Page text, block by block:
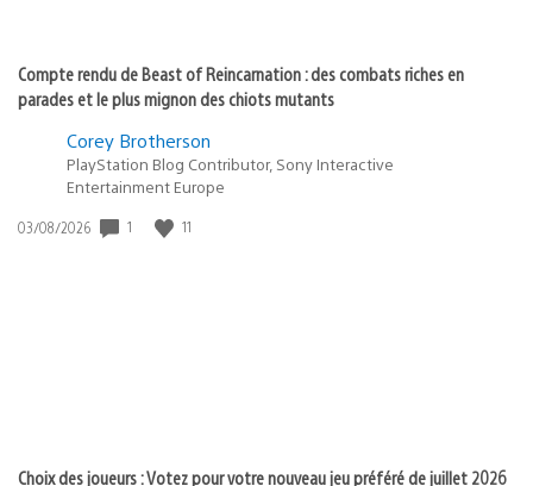
Compte rendu de Beast of Reincarnation : des combats riches en
parades et le plus mignon des chiots mutants
Corey Brotherson
PlayStation Blog Contributor, Sony Interactive
Entertainment Europe
Date
03/08/2026 1 11
Choix des joueurs : Votez pour votre nouveau jeu préféré de juillet 2026